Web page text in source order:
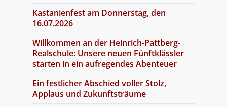
Kastanienfest am Donnerstag, den
16.07.2026
Willkommen an der Heinrich-Pattberg-
Realschule: Unsere neuen Fünftklässler
starten in ein aufregendes Abenteuer
Ein festlicher Abschied voller Stolz,
Applaus und Zukunftsträume